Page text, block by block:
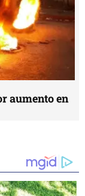
aumento en